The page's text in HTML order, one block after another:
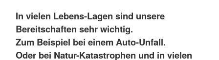
In vielen Lebens-Lagen sind unsere
Bereitschaften sehr wichtig.
Zum Beispiel bei einem Auto-Unfall.
Oder bei Natur-Katastrophen und in vielen